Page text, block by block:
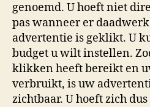
genoemd. U hoeft niet
pas wanneer er
advertentie is geklikt. U
budget u wilt instellen.
klikken heeft bereikt en
verbruikt, is uw
zichtbaar. U hoeft zich